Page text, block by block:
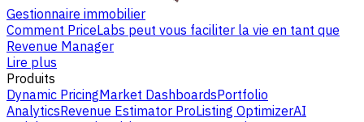
Gestionnaire immobilier
Comment PriceLabs peut vous faciliter la vie en tant que
Revenue Manager
Lire plus
Produits
Dynamic PricingMarket DashboardsPortfolio
AnalyticsRevenue Estimator ProListing OptimizerAI